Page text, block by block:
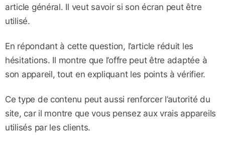
article général. Il veut savoir si son écran peut être
utilisé.
En répondant à cette question, l’article réduit les
hésitations. Il montre que l’offre peut être adaptée à
son appareil, tout en expliquant les points à vérifier.
Ce type de contenu peut aussi renforcer l’autorité du
site, car il montre que vous pensez aux vrais appareils
utilisés par les clients.